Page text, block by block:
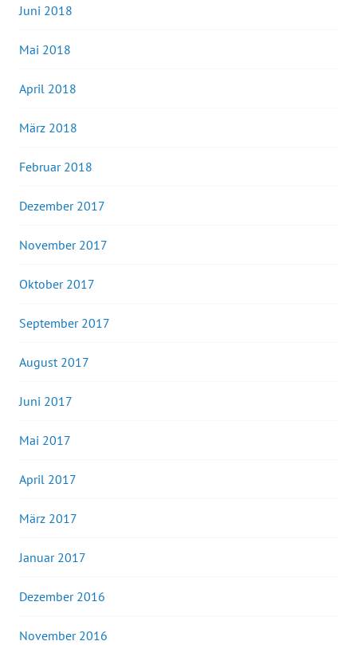
Juni 2018
Mai 2018
April 2018
März 2018
Februar 2018
Dezember 2017
November 2017
Oktober 2017
September 2017
August 2017
Juni 2017
Mai 2017
April 2017
März 2017
Januar 2017
Dezember 2016
November 2016